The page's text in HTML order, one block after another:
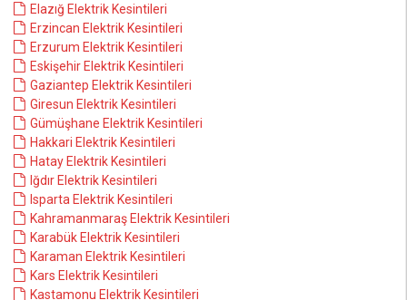
Elazığ Elektrik Kesintileri
Erzincan Elektrik Kesintileri
Erzurum Elektrik Kesintileri
Eskişehir Elektrik Kesintileri
Gaziantep Elektrik Kesintileri
Giresun Elektrik Kesintileri
Gümüşhane Elektrik Kesintileri
Hakkari Elektrik Kesintileri
Hatay Elektrik Kesintileri
Iğdır Elektrik Kesintileri
Isparta Elektrik Kesintileri
Kahramanmaraş Elektrik Kesintileri
Karabük Elektrik Kesintileri
Karaman Elektrik Kesintileri
Kars Elektrik Kesintileri
Kastamonu Elektrik Kesintileri